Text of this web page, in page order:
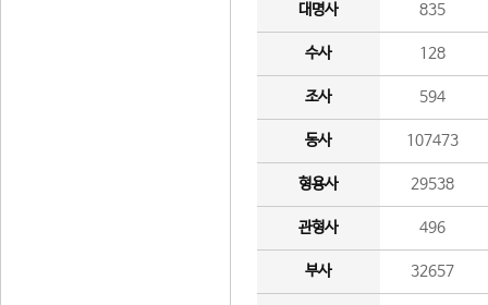
대명사 835
수사 128
조사 594
동사 107473
형용사 29538
관형사 496
부사 32657